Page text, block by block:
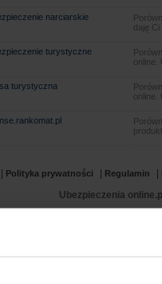
narciarskie
daję
turystyczne
turystyczna
Polityka prywatności Regulamin
Ubezpieczenia